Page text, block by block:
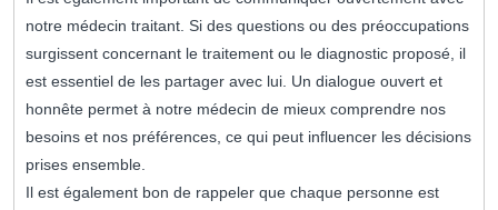
notre médecin traitant. Si des questions ou des préoccupations
surgissent concernant le traitement ou le diagnostic proposé, il
est essentiel de les partager avec lui. Un dialogue ouvert et
honnête permet à notre médecin de mieux comprendre nos
besoins et nos préférences, ce qui peut influencer les décisions
prises ensemble.
Il est également bon de rappeler que chaque personne est